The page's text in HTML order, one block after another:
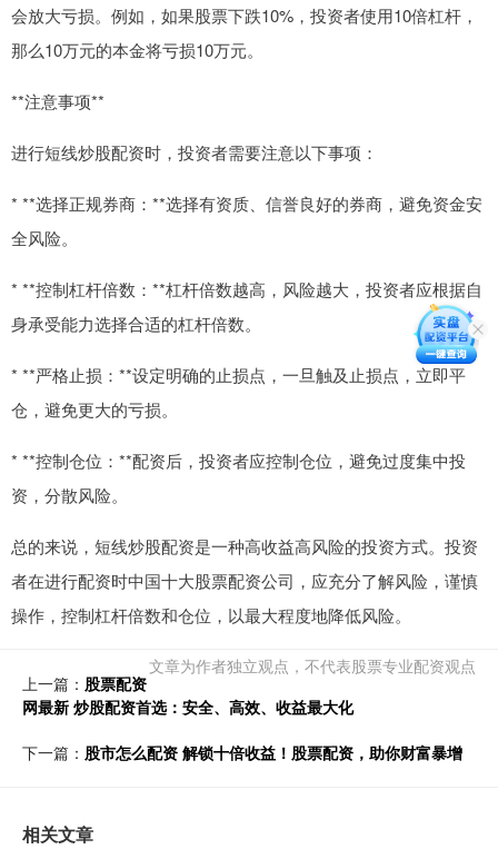
会放大亏损。例如，如果股票下跌10%，投资者使用10倍杠杆，
那么10万元的本金将亏损10万元。
**注意事项**
进行短线炒股配资时，投资者需要注意以下事项：
* **选择正规券商：**选择有资质、信誉良好的券商，避免资金安
全风险。
* **控制杠杆倍数：**杠杆倍数越高，风险越大，投资者应根据自
身承受能力选择合适的杠杆倍数。
* **严格止损：**设定明确的止损点，一旦触及止损点，立即平
仓，避免更大的亏损。
* **控制仓位：**配资后，投资者应控制仓位，避免过度集中投
资，分散风险。
总的来说，短线炒股配资是一种高收益高风险的投资方式。投资
者在进行配资时中国十大股票配资公司，应充分了解风险，谨慎
操作，控制杠杆倍数和仓位，以最大程度地降低风险。
文章为作者独立观点，不代表股票专业配资观点
上一篇： 股票配资
网最新 炒股配资首选：安全、高效、收益最大化
下一篇： 股市怎么配资 解锁十倍收益！股票配资，助你财富暴增
相关文章